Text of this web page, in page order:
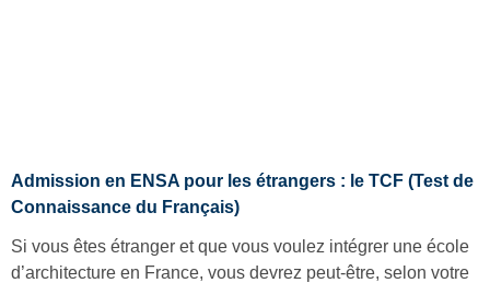
Admission en ENSA pour les étrangers : le TCF (Test de
Connaissance du Français)
Si vous êtes étranger et que vous voulez intégrer une école
d’architecture en France, vous devrez peut-être, selon votre